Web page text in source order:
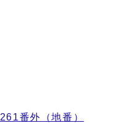
番外（地番）